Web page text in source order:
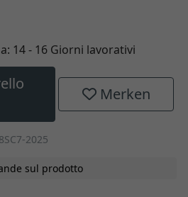
14 - 16 Giorni lavorativi
Merken
2025
sul prodotto